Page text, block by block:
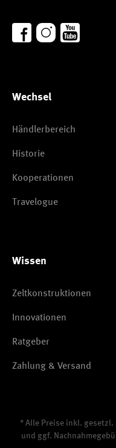
Wechsel
Händlerbereich
Historie
Kooperationen
Travelogue
Wissen
Zeltkonstruktionen
Innovationen
Ratgeber
Zahlung & Versand
* Alle Preise inkl.
und ggf.